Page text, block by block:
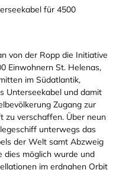
für 4500
von der Ropp die Initiative
Einwohnern St. Helenas,
im Südatlantik,
Unterseekabel und damit
Zugang zur
zu verschaffen. Über neun
unterwegs das
der Welt samt Abzweig
dies möglich wurde und
im erdnahen Orbit